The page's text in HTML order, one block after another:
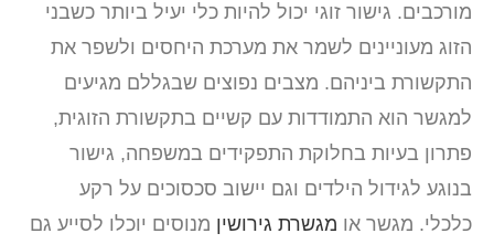
מורכבים. גישור זוגי יכול להיות כלי יעיל ביותר כשבני
הזוג מעוניינים לשמר את מערכת היחסים ולשפר את
התקשורת ביניהם. מצבים נפוצים שבגללם מגיעים
למגשר הוא התמודדות עם קשיים בתקשורת הזוגית,
פתרון בעיות בחלוקת התפקידים במשפחה, גישור
בנוגע לגידול הילדים וגם יישוב סכסוכים על רקע
כלכלי. מגשר או מגשרת גירושין מנוסים יוכלו לסייע גם